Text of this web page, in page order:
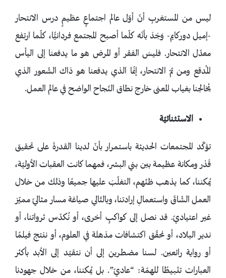
ليس من المستغربِ أنّ أوّل عالم اجتماعٍ عظيمٍ درس الانتحار
-إميل دوركايم- وَجَدَ بأنّه كلّما أصبح المجتمع فردانيًّا، كلّما ارتفع
معدّل الانتحار. فليسَ الفقر أو المرض هو ما يدفعنا إلى اليأس
المُدقع ومن ثمّ الانتحار، إنّما الذي يدفعنا هو ذاك الشّعور الذي
يُخالجنا بغياب المعنى خارج نطاق النّجاح الواضح في عالم العمل.
الاستثنائيّة
تؤكّد المجتمعات الحديثة باستمرار بأنّ لدينا القدرةَ على تحقيق
قَدْر ومكانة عظيمة بين بني البشر، فمهما كانت العقبات الأوليّة،
يُمكننا، كما يذهب ظنّهم، التغلّبَ عليها جميعًا وذلك من خلال
العمل الشّاقّ واستعمالِ إرادتنا، وبالتّالي صياغة مسار مثاليّ مميّز
غير اعتياديّ. قد نصل إلى كواكبٍ أخرى، أو نُكدّس ثرواتنا، أو
ندير البلاد، أو نحقّق اكتشافات مذهلة في العلوم، أو ننتج فيلمًا
أو رواية رائعين. لسنا مضطرين إلى أن نتقيّد إلى الأبد بأكثر
العبارات تثبيطًا للهمّة: “عاديّ”. بل يُمكننا، من خلال جهودنا